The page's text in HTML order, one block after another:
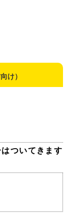
け）
ついてきます